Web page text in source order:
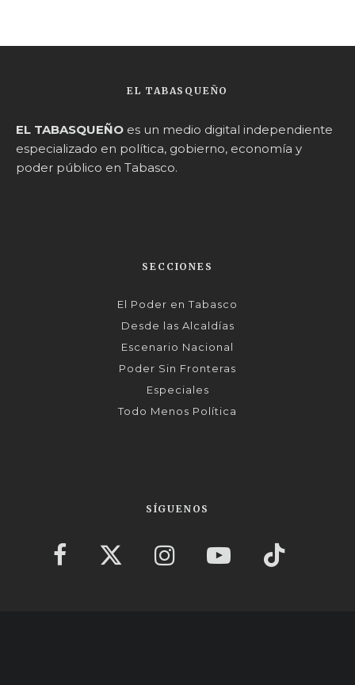
EL TABASQUEÑO
EL TABASQUEÑO es un medio digital independiente
especializado en política, gobierno, economía y
poder público en Tabasco.
SECCIONES
El Poder en Tabasco
Desde las Alcaldías
Escenario Nacional
Poder Sin Fronteras
Especiales
Todo Menos Política
SÍGUENOS